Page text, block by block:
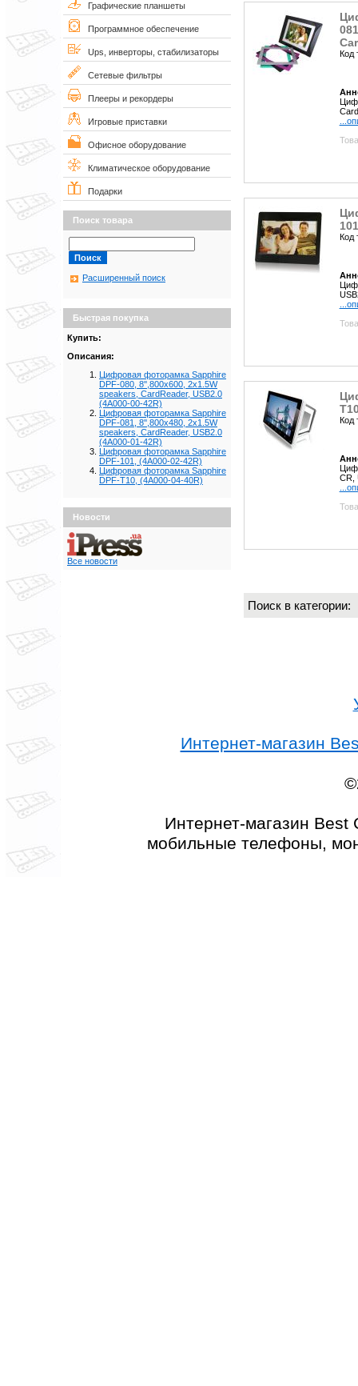
Графические планшеты
Программное обеспечение
Ups, инверторы, стабилизаторы
Сетевые фильтры
Плееры и рекордеры
Игровые приставки
Офисное оборудование
Климатическое оборудование
Подарки
Поиск товара
Расширенный поиск
Быстрая покупка
Купить:
Описания:
Цифровая фоторамка Sapphire
DPF-080, 8'',800x600, 2x1.5W
speakers, CardReader, USB2.0
(4A000-00-42R)
Цифровая фоторамка Sapphire
DPF-081, 8'',800x480, 2x1.5W
speakers, CardReader, USB2.0
(4A000-01-42R)
Цифровая фоторамка Sapphire
DPF-101, (4A000-02-42R)
Цифровая фоторамка Sapphire
DPF-T10, (4A000-04-40R)
Новости
Все новости
Код
Код
Код
CR,
Поиск в
Интернет-магазин
Интернет-магазин Best
мобильные телефоны,